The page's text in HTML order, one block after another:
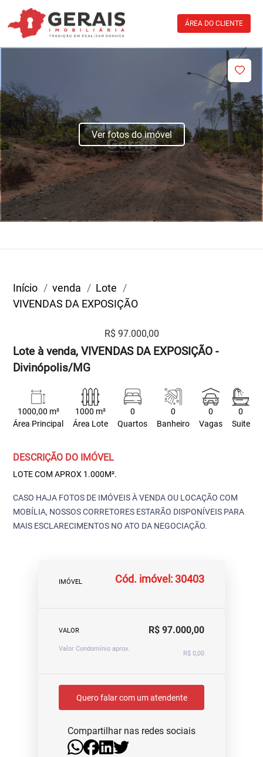
ÁREA DO CLIENTE
Ver fotos do imóvel
Início venda
Lote
VIVENDAS DA EXPOSIÇÃO
R$ 97.000,00
Lote à venda, VIVENDAS DA EXPOSIÇÃO -
Divinópolis/MG
1000,00 m²
Área Principal
1000 m²
Área Lote
0
Quartos
0
Banheiro
0
Vagas
0
Suite
DESCRIÇÃO DO IMÓVEL
LOTE COM APROX 1.000M².
CASO HAJA FOTOS DE IMÓVEIS À VENDA OU LOCAÇÃO COM
MOBÍLIA, NOSSOS CORRETORES ESTARÃO DISPONÍVEIS PARA
MAIS ESCLARECIMENTOS NO ATO DA NEGOCIAÇÃO.
IMÓVEL Cód. imóvel: 30403
VALOR R$ 97.000,00
Valor Condomínio aprox.
R$ 0,00
Quero falar com um atendente
Compartilhar nas redes sociais